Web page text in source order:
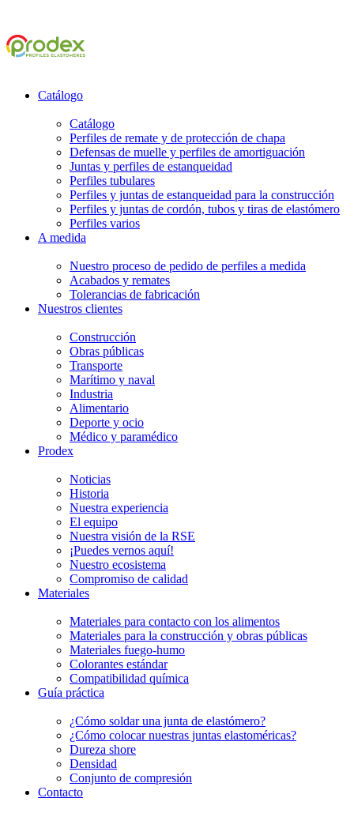
Catálogo
Catálogo
Perfiles de remate y de protección de chapa
Defensas de muelle y perfiles de amortiguación
Juntas y perfiles de estanqueidad
Perfiles tubulares
Perfiles y juntas de estanqueidad para la construcción
Perfiles y juntas de cordón, tubos y tiras de elastómero
Perfiles varios
A medida
Nuestro proceso de pedido de perfiles a medida
Acabados y remates
Tolerancias de fabricación
Nuestros clientes
Construcción
Obras públicas
Transporte
Marítimo y naval
Industria
Alimentario
Deporte y ocio
Médico y paramédico
Prodex
Noticias
Historia
Nuestra experiencia
El equipo
Nuestra visión de la RSE
¡Puedes vernos aquí!
Nuestro ecosistema
Compromiso de calidad
Materiales
Materiales para contacto con los alimentos
Materiales para la construcción y obras públicas
Materiales fuego-humo
Colorantes estándar
Compatibilidad química
Guía práctica
¿Cómo soldar una junta de elastómero?
¿Cómo colocar nuestras juntas elastoméricas?
Dureza shore
Densidad
Conjunto de compresión
Contacto